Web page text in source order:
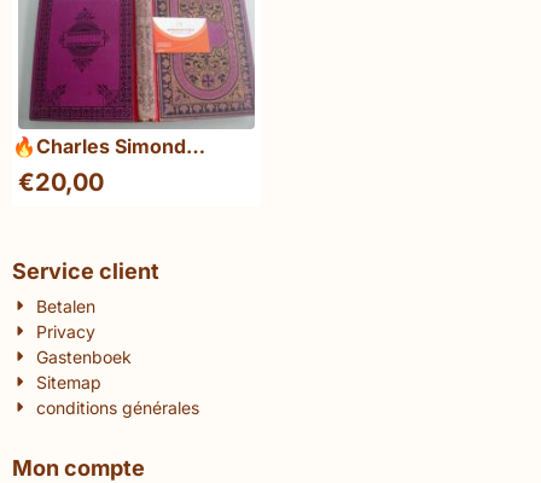
🔥Charles Simond
L'Allumeur de réverbères
€20,00
Service client
Betalen
Privacy
Gastenboek
Sitemap
conditions générales
Mon compte